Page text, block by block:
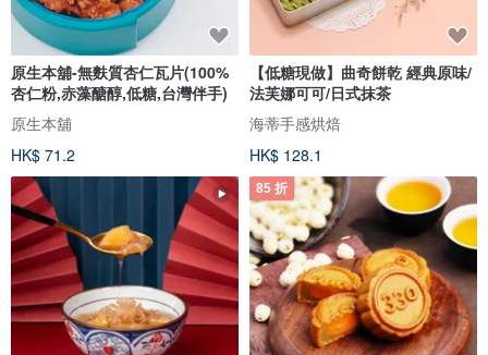
原生本舖-無麩質杏仁瓦片(100%
杏仁粉,赤藻醣醇,低糖,台灣伴手)
原生本舖
HK$ 71.2
【低糖現做】曲奇餅乾 經典原味/
法芙娜可可/日式抹茶
海蒂手感烘焙
HK$ 128.1
85 折